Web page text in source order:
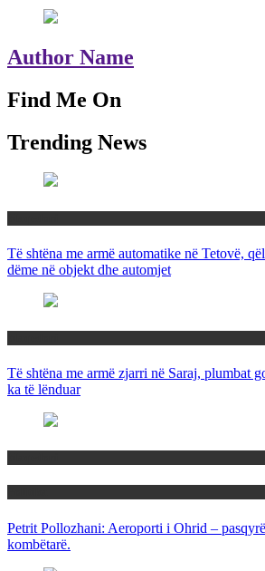
Author Name
Find Me On
Trending News
Të shtëna me armë automatike në Tetovë,
dëme në objekt dhe automjet
Të shtëna me armë zjarri në Saraj, plumbat
ka të lënduar
Petrit Pollozhani: Aeroporti i Ohrid –
kombëtarë.